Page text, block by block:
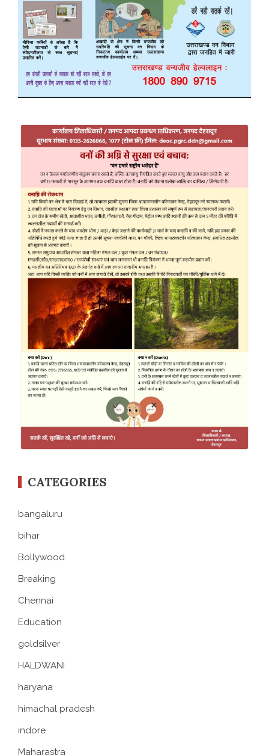
CATEGORIES
bangaluru
bihar
Bollywood
Breaking
Chennai
Education
goldsilver
HALDWANI
haryana
himachal pradesh
indore
Maharastra